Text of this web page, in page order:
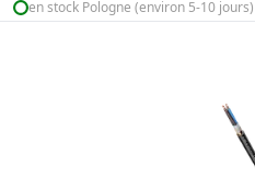
en stock Pologne (environ 5-10 jours)